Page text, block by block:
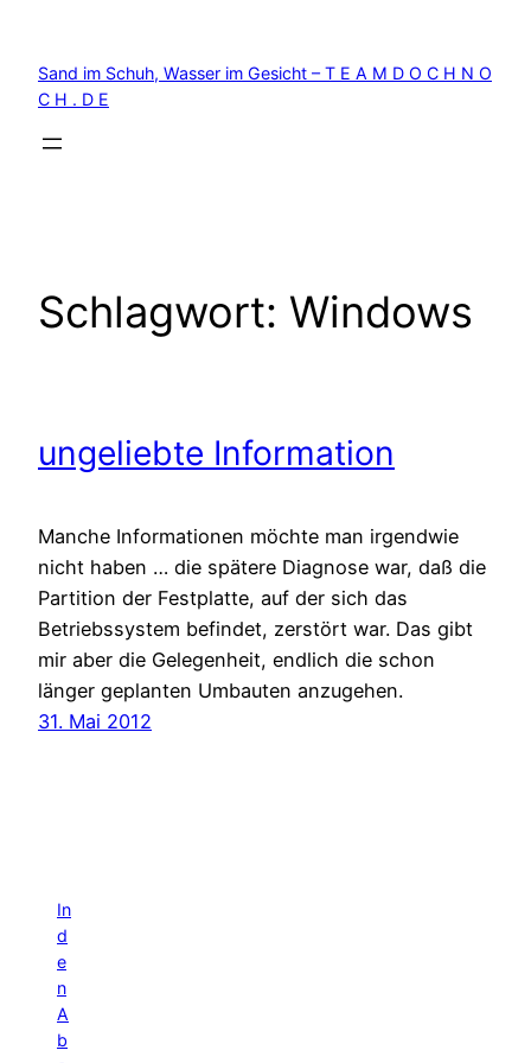
springen
Sand im Schuh, Wasser im Gesicht – T E A M D O C H N O
C H . D E
Schlagwort: Windows
ungeliebte Information
Manche Informationen möchte man irgendwie
nicht haben … die spätere Diagnose war, daß die
Partition der Festplatte, auf der sich das
Betriebssystem befindet, zerstört war. Das gibt
mir aber die Gelegenheit, endlich die schon
länger geplanten Umbauten anzugehen.
31. Mai 2012
In
d
e
n
A
b